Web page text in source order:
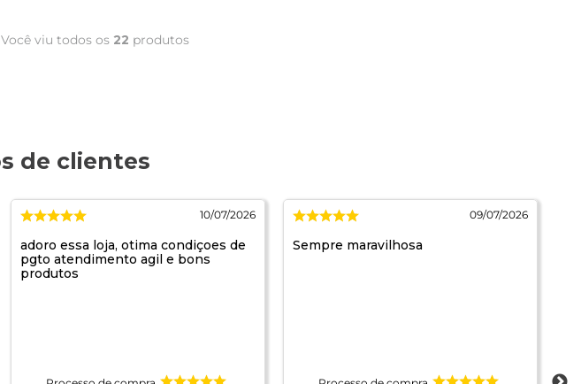
Você viu todos os 22 produtos
10/07/2026
adoro essa loja, otima condiçoes de
pgto atendimento agil e bons
produtos
09/07/2026
Sempre maravilhosa